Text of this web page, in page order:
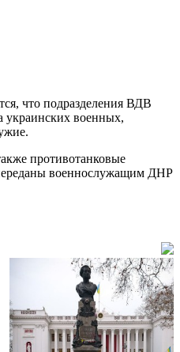
что подразделения ВДВ
украинских военных,
противотанковые
военнослужащим ДНР